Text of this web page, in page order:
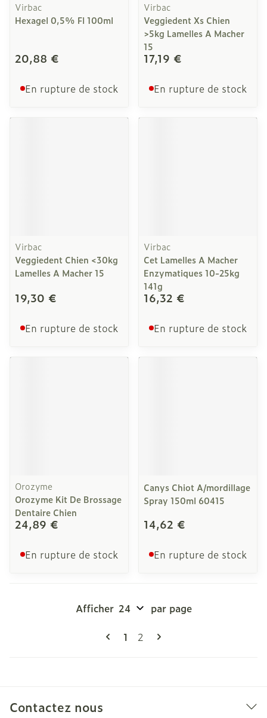
Virbac
Hexagel 0,5% Fl 100ml
20,88 €
En rupture de stock
Virbac
Veggiedent Xs Chien
>5kg Lamelles A Macher
15
17,19 €
En rupture de stock
Virbac
Veggiedent Chien <30kg
Lamelles A Macher 15
19,30 €
En rupture de stock
Virbac
Cet Lamelles A Macher
Enzymatiques 10-25kg
141g
16,32 €
En rupture de stock
Orozyme
Orozyme Kit De Brossage
Dentaire Chien
24,89 €
En rupture de stock
Canys Chiot A/mordillage
Spray 150ml 60415
14,62 €
En rupture de stock
Pages
Vous lisez actuellement la
1 Page
2
Afficher par page
Contactez nous